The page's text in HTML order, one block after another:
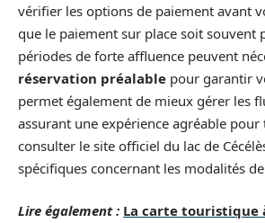
vérifier les options de paiement avant
que le paiement sur place soit souvent
périodes de forte affluence peuvent
réservation préalable pour garantir
permet également de mieux gérer les
assurant une expérience agréable pour
consulter le site officiel du lac de
spécifiques concernant les modalités
Lire également : La carte touristique